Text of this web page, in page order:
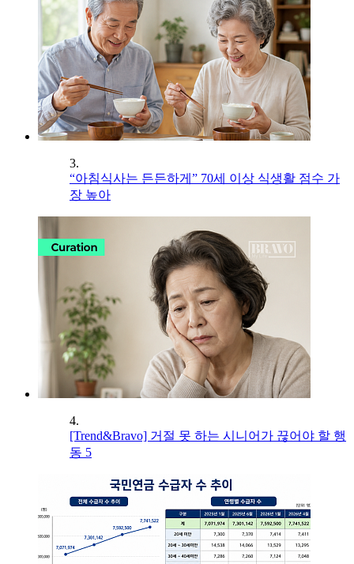
3.
“아침식사는 든든하게” 70세 이상 식생활 점수 가
장 높아
4.
[Trend&Bravo] 거절 못 하는 시니어가 끊어야 할 행
동 5